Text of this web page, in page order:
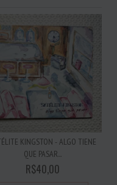
KINGSTON - ALGO TIENE
QUE PASAR...
R$40,00